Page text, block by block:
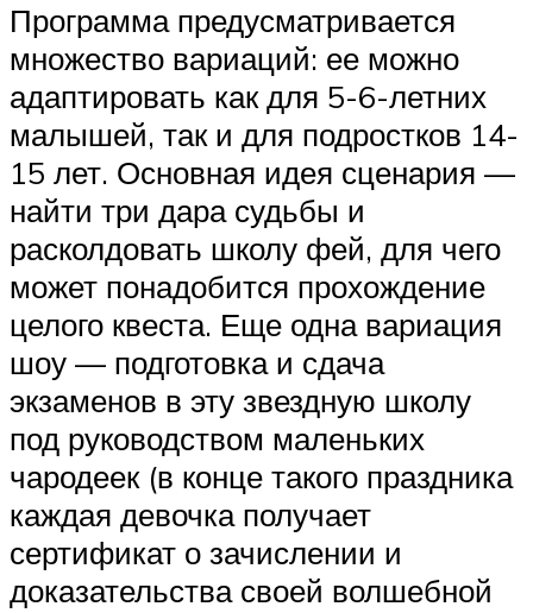
Программа предусматривается
множество вариаций: ее можно
адаптировать как для 5-6-летних
малышей, так и для подростков 14-
15 лет. Основная идея сценария —
найти три дара судьбы и
расколдовать школу фей, для чего
может понадобится прохождение
целого квеста. Еще одна вариация
шоу — подготовка и сдача
экзаменов в эту звездную школу
под руководством маленьких
чародеек (в конце такого праздника
каждая девочка получает
сертификат о зачислении и
доказательства своей волшебной